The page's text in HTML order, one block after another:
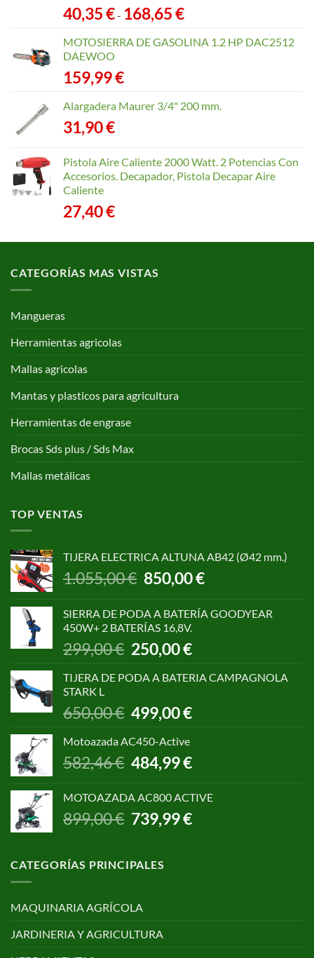
40,35€- 168,65€Rango
precios:
MOTOSIERRA DE GASOLINA 1.2 HP DAC2512
DAEWOO
159,99€
Alargadera Maurer 3/4" 200 mm.
31,90€
Pistola Aire Caliente 2000 Watt. 2 Potencias Con
Accesorios. Decapador, Pistola Decapar Aire
Caliente
27,40€
CATEGORÍAS MAS VISTAS
Mangueras
Herramientas agricolas
Mallas agricolas
Mantas y plasticos para agricultura
Herramientas de engrase
Brocas Sds plus / Sds Max
Mallas metálicas
TOP VENTAS
TIJERA ELECTRICA ALTUNA AB42 (Ø42 mm.)
1.055,00€ El
precio
era:
1.055,00 €.
850,00€El
es:
SIERRA DE PODA A BATERÍA GOODYEAR
450W+ 2 BATERÍAS 16,8V.
299,00€ El
precio
original
299,00 €.
250,00€El
actual
250,00 €.
TIJERA DE PODA A BATERIA CAMPAGNOLA
STARK L
650,00€
El
precio
original
650,00 €.
499,00€El
499,00 €.
Motoazada AC450-Active
582,46€
El
precio
era:
582,46 €.
484,99€El
es:
484,99 €.
MOTOAZADA AC800 ACTIVE
899,00€ El
precio
era:
739,99€El
CATEGORÍAS PRINCIPALES
MAQUINARIA AGRÍCOLA
JARDINERIA Y AGRICULTURA